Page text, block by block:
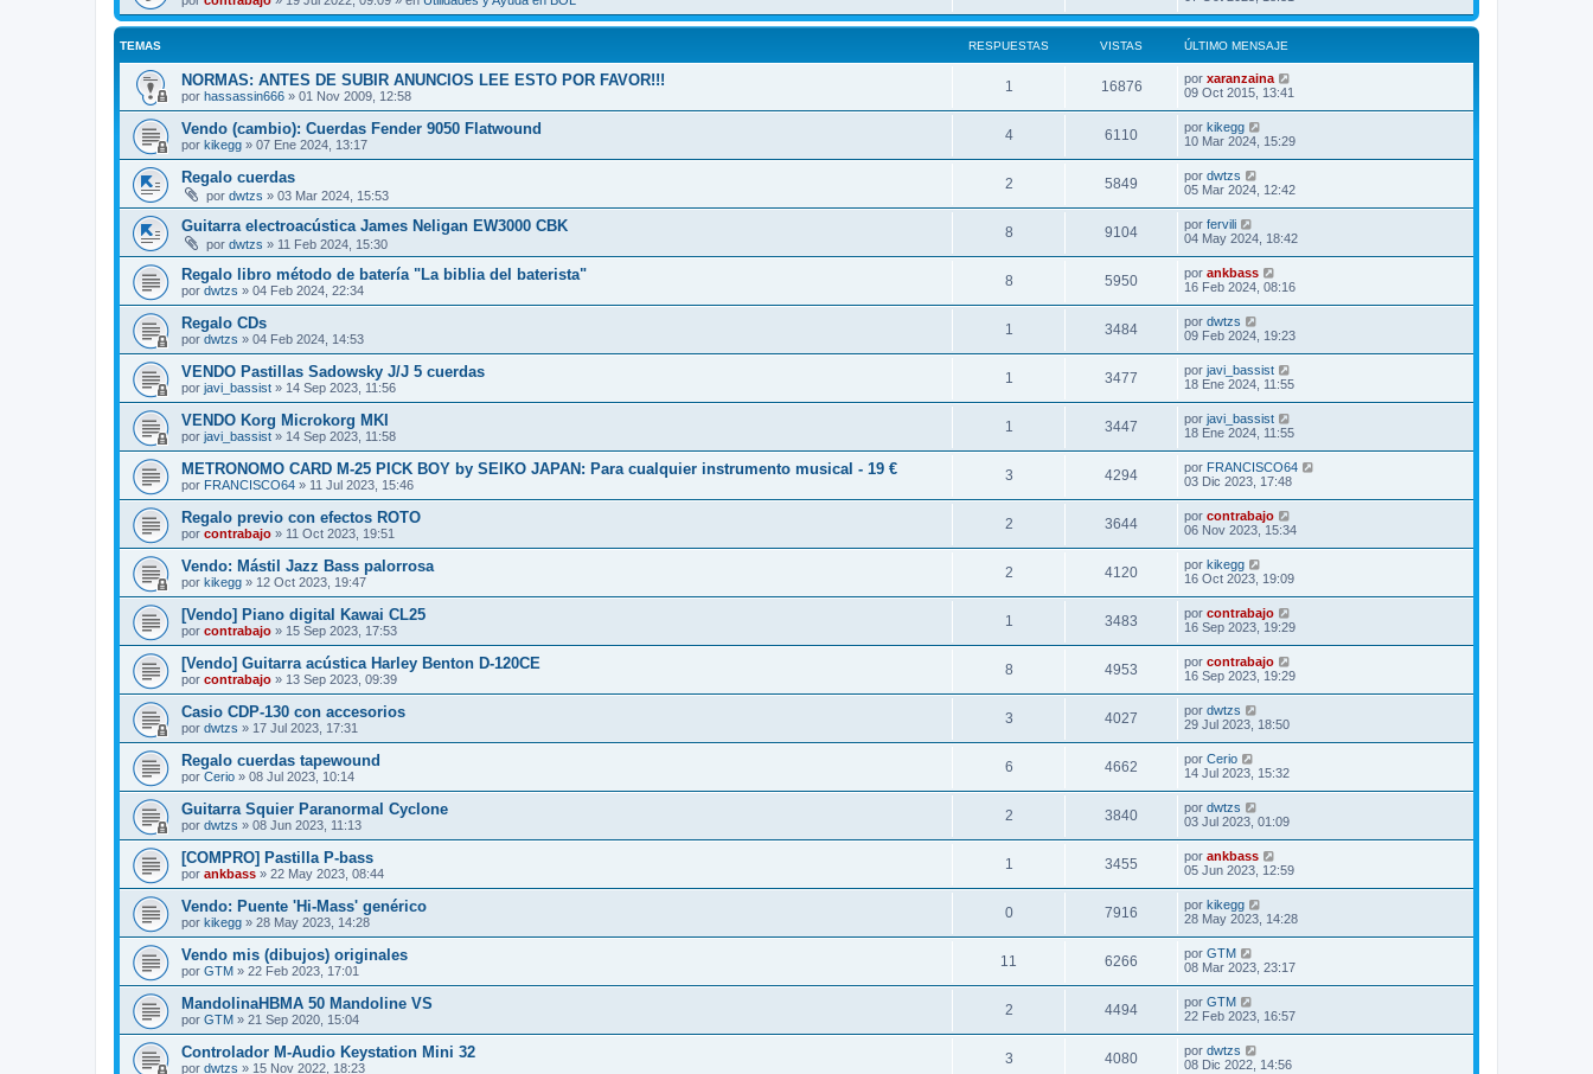
TEMAS RESPUESTAS VISTAS ÚLTIMO MENSAJE
NORMAS: ANTES DE SUBIR ANUNCIOS LEE ESTO POR FAVOR!!!
por hassassin666 » 01 Nov 2009, 12:58
1 16876 por xaranzaina
09 Oct 2015, 13:41
Vendo (cambio): Cuerdas Fender 9050 Flatwound
por kikegg » 07 Ene 2024, 13:17
4 6110 por kikegg
10 Mar 2024, 15:29
Regalo cuerdas
por dwtzs » 03 Mar 2024, 15:53
2 5849 por dwtzs
05 Mar 2024, 12:42
Guitarra electroacústica James Neligan EW3000 CBK
por dwtzs » 11 Feb 2024, 15:30
8 9104 por fervili
04 May 2024, 18:42
Regalo libro método de batería "La biblia del baterista"
por dwtzs » 04 Feb 2024, 22:34
8 5950 por ankbass
16 Feb 2024, 08:16
Regalo CDs
por dwtzs » 04 Feb 2024, 14:53
1 3484 por dwtzs
09 Feb 2024, 19:23
VENDO Pastillas Sadowsky J/J 5 cuerdas
por javi_bassist » 14 Sep 2023, 11:56
1 3477 por javi_bassist
18 Ene 2024, 11:55
VENDO Korg Microkorg MKI
por javi_bassist » 14 Sep 2023, 11:58
1 3447 por javi_bassist
18 Ene 2024, 11:55
METRONOMO CARD M-25 PICK BOY by SEIKO JAPAN: Para cualquier instrumento musical - 19 €
por FRANCISCO64 » 11 Jul 2023, 15:46
3 4294 por FRANCISCO64
03 Dic 2023, 17:48
Regalo previo con efectos ROTO
por contrabajo » 11 Oct 2023, 19:51
2 3644 por contrabajo
06 Nov 2023, 15:34
Vendo: Mástil Jazz Bass palorrosa
por kikegg » 12 Oct 2023, 19:47
2 4120 por kikegg
16 Oct 2023, 19:09
[Vendo] Piano digital Kawai CL25
por contrabajo » 15 Sep 2023, 17:53
1 3483 por contrabajo
16 Sep 2023, 19:29
[Vendo] Guitarra acústica Harley Benton D-120CE
por contrabajo » 13 Sep 2023, 09:39
8 4953 por contrabajo
16 Sep 2023, 19:29
Casio CDP-130 con accesorios
por dwtzs » 17 Jul 2023, 17:31
3 4027 por dwtzs
29 Jul 2023, 18:50
Regalo cuerdas tapewound
por Cerio » 08 Jul 2023, 10:14
6 4662 por Cerio
14 Jul 2023, 15:32
Guitarra Squier Paranormal Cyclone
por dwtzs » 08 Jun 2023, 11:13
2 3840 por dwtzs
03 Jul 2023, 01:09
[COMPRO] Pastilla P-bass
por ankbass » 22 May 2023, 08:44
1 3455 por ankbass
05 Jun 2023, 12:59
Vendo: Puente 'Hi-Mass' genérico
por kikegg » 28 May 2023, 14:28
0 7916 por kikegg
28 May 2023, 14:28
Vendo mis (dibujos) originales
por GTM » 22 Feb 2023, 17:01
11 6266 por GTM
08 Mar 2023, 23:17
MandolinaHBMA 50 Mandoline VS
por GTM » 21 Sep 2020, 15:04
2 4494 por GTM
22 Feb 2023, 16:57
Controlador M-Audio Keystation Mini 32
por dwtzs » 15 Nov 2022, 18:23
3 4080 por dwtzs
08 Dic 2022, 14:56